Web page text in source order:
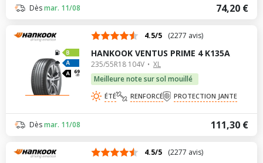
74,20 €
Dèsmar. 11/08
69
dB
4.5/5 (2277 avis)
HANKOOK VENTUS PRIME 4 K135A
235/55R18 104V
XL
Meilleure note sur sol mouillé
ÉTÉ RENFORCÉ PROTECTION JANTE
111,30 €
Dèsmar. 11/08
4.5/5 (2277 avis)